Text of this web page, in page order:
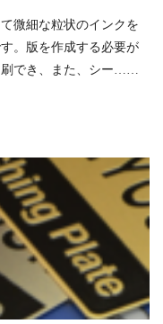
微細な粒状のインクを
。版を作成する必要が
刷でき、また、シー……